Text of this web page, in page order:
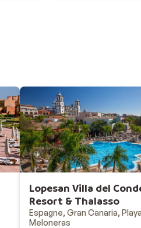
Lopesan Villa del
Resort & Thalasso
Espagne, Gran Canaria, Playa
Meloneras